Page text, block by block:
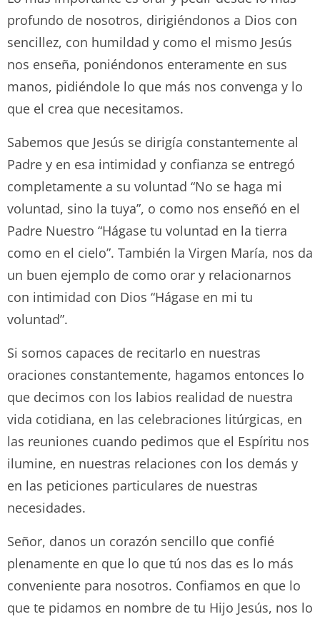
profundo de nosotros, dirigiéndonos a Dios con
sencillez, con humildad y como el mismo Jesús
nos enseña, poniéndonos enteramente en sus
manos, pidiéndole lo que más nos convenga y lo
que el crea que necesitamos.
Sabemos que Jesús se dirigía constantemente al
Padre y en esa intimidad y confianza se entregó
completamente a su voluntad “No se haga mi
voluntad, sino la tuya”, o como nos enseñó en el
Padre Nuestro “Hágase tu voluntad en la tierra
como en el cielo”. También la Virgen María, nos da
un buen ejemplo de como orar y relacionarnos
con intimidad con Dios “Hágase en mi tu
voluntad”.
Si somos capaces de recitarlo en nuestras
oraciones constantemente, hagamos entonces lo
que decimos con los labios realidad de nuestra
vida cotidiana, en las celebraciones litúrgicas, en
las reuniones cuando pedimos que el Espíritu nos
ilumine, en nuestras relaciones con los demás y
en las peticiones particulares de nuestras
necesidades.
Señor, danos un corazón sencillo que confié
plenamente en que lo que tú nos das es lo más
conveniente para nosotros. Confiamos en que lo
que te pidamos en nombre de tu Hijo Jesús, nos lo